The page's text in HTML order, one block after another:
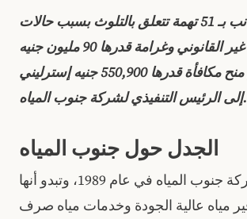
بعد إقرار الذنب بـ 51 تهمة تتعلق بالتلوث بسبب حالات
الإلقاء غير القانوني وغرامة قدرها 90 مليون جنيه
إسترليني، تم منح مكافأة قدرها 550,900 جنيه إسترليني
إلى الرئيس التنفيذي لشركة جنوب المياه.
الجدل حول جنوب المياه
تم خصخصة شركة جنوب المياه في عام 1989، وتبدو أنها
مياه عالية الجودة وخدمات مياه صرف